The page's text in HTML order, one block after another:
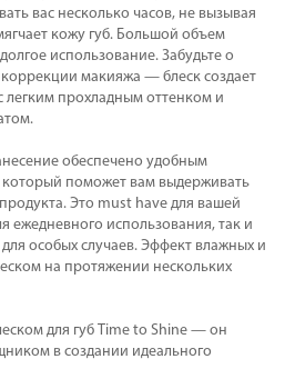
вас несколько часов, не вызывая
кожу губ. Большой объем
использование. Забудьте о
макияжа — блеск создает
легким прохладным оттенком и
обеспечено удобным
поможет вам выдерживать
Это must have для вашей
ежедневного использования, так и
особых случаев. Эффект влажных и
на протяжении нескольких
для губ Time to Shine — он
в создании идеального